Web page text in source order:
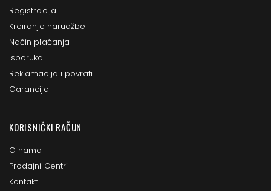
Registracija
Kreiranje narudžbe
Način plaćanja
Isporuka
Reklamacija i povrati
Garancija
KORISNIČKI RAČUN
O nama
Prodajni Centri
Kontakt